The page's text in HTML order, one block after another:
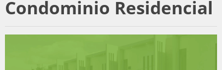
Condominio Residencial